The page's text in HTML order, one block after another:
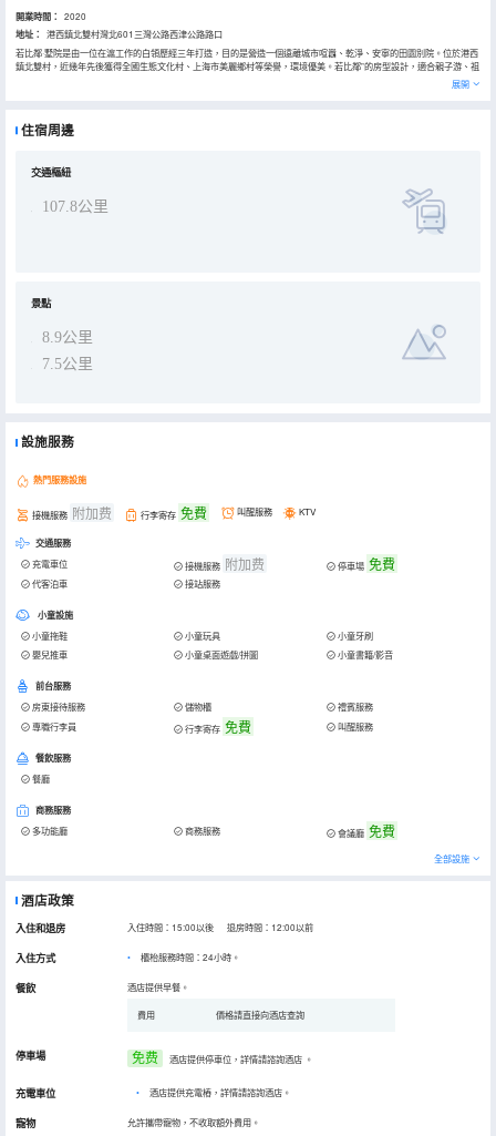
開業時間： 2020
地址：
港西鎮北雙村灣北601三灣公路西津公路路口
若比鄰·墅院是由一位在滬工作的白領歷經三年打造，目的是營造一個遠離城市喧囂、乾淨、安寧的田園別院。位於港西
鎮北雙村，近幾年先後獲得全國生態文化村、上海市美麗鄉村等榮譽，環境優美。若比鄰”的房型設計，適合親子游、祖
孫三代同遊、3-6個家庭或伴侶結伴遊；同時，10個房間的體量也適合接待團體活動；1. 如果您是孩子的父母，“若比
鄰”為您準備了：- 實木環保嬰兒床（可覆蓋1-15歲兒童）- 安全的環境：四周圍牆環繞，後院魚塘邊用圍欄保護，父母
間，每個家庭區域互不干擾3. 如果您為3-6個家庭或者旅行伴侶尋找一片休憩的田園，“若比鄰”為您準備了:- 麻將、桌枱
體尋找一個開會、團建的私密場所，“若比鄰”為您準備了:- 私密的討論環境和開會場所- 頭腦風暴工具、電腦投影等 (需
置優勢讓您:- 不走回頭路遊玩崇明中西部兩大景點(向房主諮詢)- 不再懼怕節假日長江大橋路況擁堵 (離開輪渡、車擺渡
口僅7公里）- 無車、不想開車也可遊玩 - 距離高老莊生態園僅5公里6.“北雙村”本身就是一景：體驗生態文化村、新農村
特色- 全長7公里穿梭於樹林、稻田中的自行車步道，開啟北雙自行車之旅-“果園、菜園、花園”每戶特色打造- 田間鮮蔬
展開
住宿周邊
交通樞紐
107.8公里
景點
8.9公里
7.5公里
設施服務
熱門服務設施
接機服務 附加费 行李寄存 免費 叫醒服務 KTV
交通服務
充電車位 接機服務 附加费 停車場 免費
代客泊車 接站服務
小童設施
小童拖鞋 小童玩具
小童牙刷
嬰兒推車
小童桌面遊戲/拼圖 小童書籍/影音
前台服務
房東接待服務 儲物櫃
禮賓服務
專職行李員
行李寄存 免費 叫醒服務
餐飲服務
餐廳
商務服務
多功能廳 商務服務 會議廳 免費
全部設施
酒店政策
入住和退房 入住時間：15:00以後 退房時間：12:00以前
入住方式 櫃枱服務時間：24小時。
餐飲 酒店提供早餐。
費用 價格請直接向酒店查詢
停車場 免费 酒店提供停車位，詳情請諮詢酒店 。
充電車位 • 酒店提供充電樁，詳情請諮詢酒店。
寵物 允許攜帶寵物，不收取額外費用。